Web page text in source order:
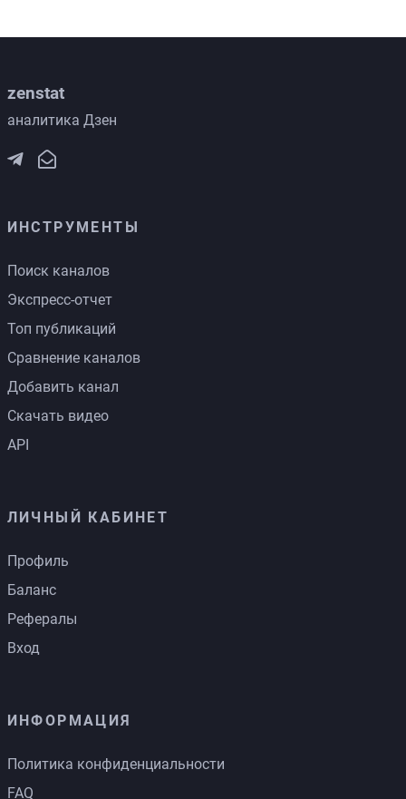
zenstat
аналитика Дзен
ИНСТРУМЕНТЫ
Поиск каналов
Экспресс-отчет
Топ публикаций
Сравнение каналов
Добавить канал
Скачать видео
API
ЛИЧНЫЙ КАБИНЕТ
Профиль
Баланс
Рефералы
Вход
ИНФОРМАЦИЯ
Политика конфиденциальности
FAQ